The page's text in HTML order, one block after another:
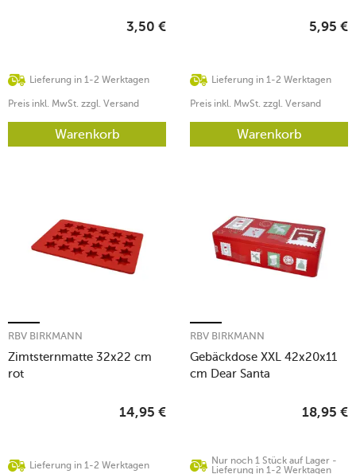
Lieferung in 1-2 Werktagen
3,50 €
Preis inkl. MwSt. zzgl. Versand
Warenkorb
Lieferung in 1-2 Werktagen
5,95 €
Preis inkl. MwSt. zzgl. Versand
Warenkorb
Zimtsternmatte 32x22 cm
rot
RBV BIRKMANN
Lieferung in 1-2 Werktagen
14,95 €
Gebäckdose XXL 42x20x11
cm Dear Santa
RBV BIRKMANN
Nur noch 1 Stück auf Lager -
Lieferung in 1-2 Werktagen
18,95 €